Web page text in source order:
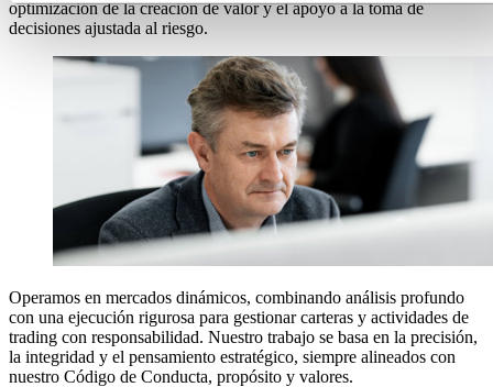
optimización de la creación de valor y el apoyo a la toma de
decisiones ajustada al riesgo.
Operamos en mercados dinámicos, combinando análisis profundo
con una ejecución rigurosa para gestionar carteras y actividades de
trading con responsabilidad. Nuestro trabajo se basa en la precisión,
la integridad y el pensamiento estratégico, siempre alineados con
nuestro Código de Conducta, propósito y valores.